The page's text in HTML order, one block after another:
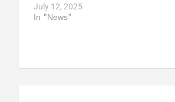
July 12, 2025
In "News"